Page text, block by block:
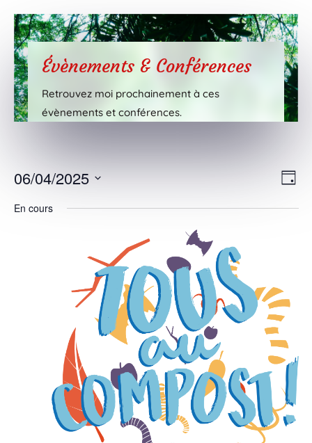
Évènements & Conférences
Retrouvez moi prochainement à ces
évènements et conférences.
de
Jour
06/04/2025
une
En cours